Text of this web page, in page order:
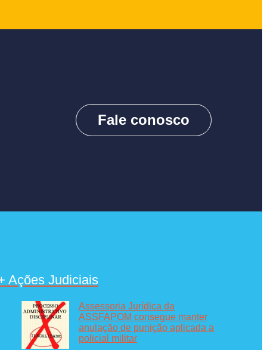
Fale conosco
Ações Judiciais
Assessoria Jurídica da
ASSFAPOM consegue manter
anulação de punição aplicada a
policial militar